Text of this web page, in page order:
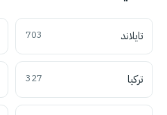
تايلاند 703
تركيا 327